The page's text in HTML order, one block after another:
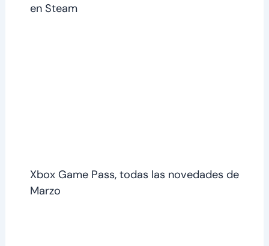
en Steam
Xbox Game Pass, todas las novedades de
Marzo